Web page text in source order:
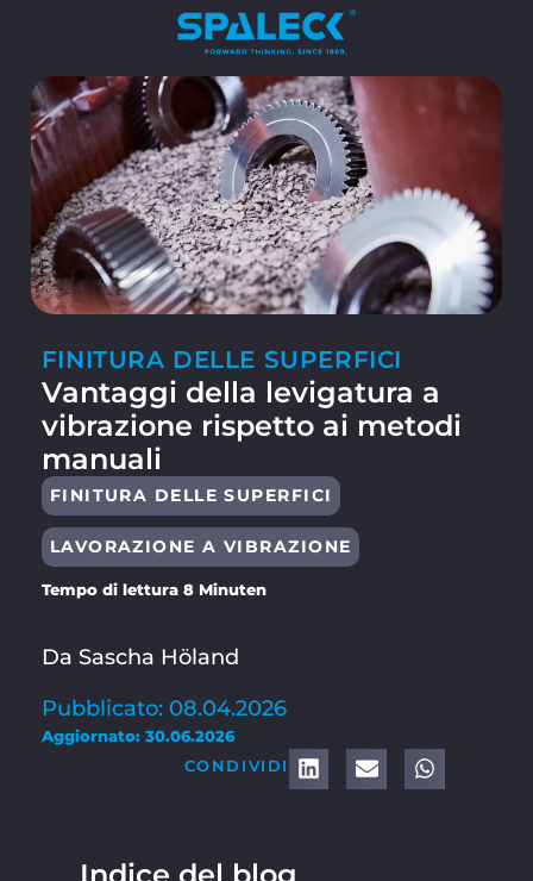
FINITURA DELLE SUPERFICI
Vantaggi della levigatura a
vibrazione rispetto ai metodi
manuali
FINITURA DELLE SUPERFICI
LAVORAZIONE A VIBRAZIONE
Tempo di lettura 8 Minuten
Da Sascha Höland
Pubblicato: 08.04.2026
Aggiornato: 30.06.2026
CONDIVIDI